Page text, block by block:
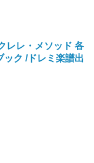
レレ・メソッド 各
ック /ドレミ楽譜出